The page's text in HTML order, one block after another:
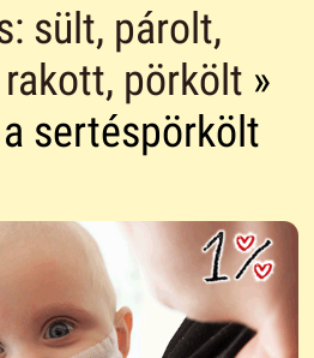
sült, párolt,
pörkölt »
sertéspörkölt